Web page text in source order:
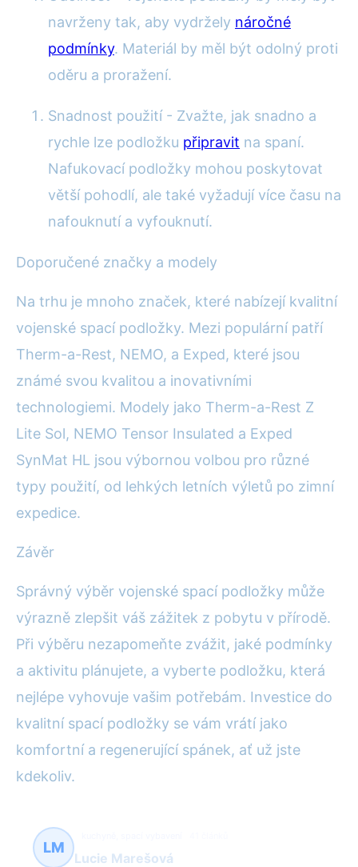
navrženy tak, aby vydržely náročné
podmínky. Materiál by měl být odolný proti
oděru a proražení.
Snadnost použití - Zvažte, jak snadno a
rychle lze podložku připravit na spaní.
Nafukovací podložky mohou poskytovat
větší pohodlí, ale také vyžadují více času na
nafouknutí a vyfouknutí.
Doporučené značky a modely
Na trhu je mnoho značek, které nabízejí kvalitní
vojenské spací podložky. Mezi populární patří
Therm-a-Rest, NEMO, a Exped, které jsou
známé svou kvalitou a inovativními
technologiemi. Modely jako Therm-a-Rest Z
Lite Sol, NEMO Tensor Insulated a Exped
SynMat HL jsou výbornou volbou pro různé
typy použití, od lehkých letních výletů po zimní
expedice.
Závěr
Správný výběr vojenské spací podložky může
výrazně zlepšit váš zážitek z pobytu v přírodě.
Při výběru nezapomeňte zvážit, jaké podmínky
a aktivitu plánujete, a vyberte podložku, která
nejlépe vyhovuje vašim potřebám. Investice do
kvalitní spací podložky se vám vrátí jako
komfortní a regenerující spánek, ať už jste
kdekoliv.
LM
Lucie Marešová